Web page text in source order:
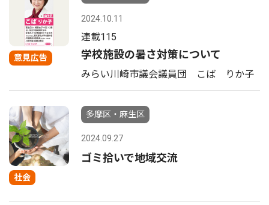
意見広告
2024.10.11
連載115
学校施設の暑さ対策について
みらい川崎市議会議員団 こば りか子
社会
多摩区・麻生区
2024.09.27
ゴミ拾いで地域交流